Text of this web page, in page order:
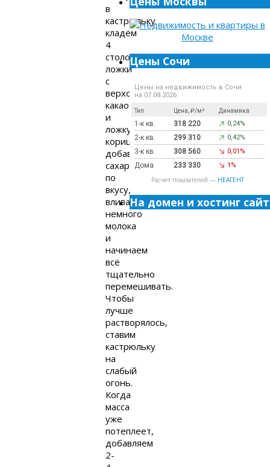
в
кастрюльку
кладём
4
столовых
ложки
с
верхом
какао
и
ложку
корицы,
добавляем
сахар
по
вкусу,
вливаем
немного
молока
и
начинаем
всё
тщательно
перемешивать.
Чтобы
лучше
растворялось,
ставим
кастрюльку
на
слабый
огонь.
Когда
масса
уже
потеплеет,
добавляем
2-
Цены Сочи
Цены на недвижимость в Сочи
на 07.08.2026
Тип Цена, ₽/м² Динамика
1-к кв. 318 220 0,24%
2-к кв. 299 310 0,42%
3-к кв. 308 560 0,01%
Дома 233 330 1%
Расчет показателей — НЕАГЕНТ
На домен и хостинг